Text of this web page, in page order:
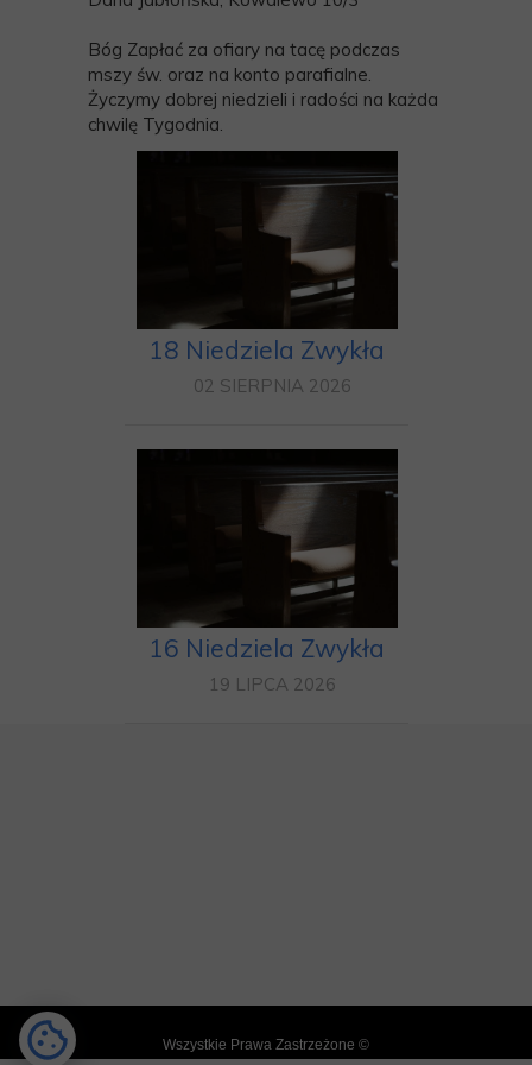
Bóg Zapłać za ofiary na tacę podczas
mszy św. oraz na konto parafialne.
Życzymy dobrej niedzieli i radości na każda
chwilę Tygodnia.
18 Niedziela Zwykła
02 SIERPNIA 2026
16 Niedziela Zwykła
19 LIPCA 2026
Wszystkie Prawa Zastrzeżone ©